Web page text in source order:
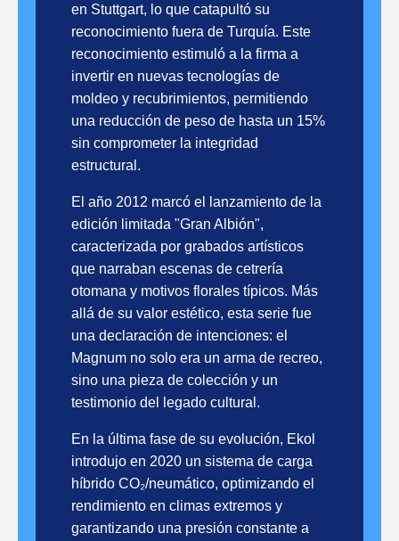
en Stuttgart, lo que catapultó su
reconocimiento fuera de Turquía. Este
reconocimiento estimuló a la firma a
invertir en nuevas tecnologías de
moldeo y recubrimientos, permitiendo
una reducción de peso de hasta un 15%
sin comprometer la integridad
estructural.
El año 2012 marcó el lanzamiento de la
edición limitada "Gran Albión",
caracterizada por grabados artísticos
que narraban escenas de cetrería
otomana y motivos florales típicos. Más
allá de su valor estético, esta serie fue
una declaración de intenciones: el
Magnum no solo era un arma de recreo,
sino una pieza de colección y un
testimonio del legado cultural.
En la última fase de su evolución, Ekol
introdujo en 2020 un sistema de carga
híbrido CO₂/neumático, optimizando el
rendimiento en climas extremos y
garantizando una presión constante a